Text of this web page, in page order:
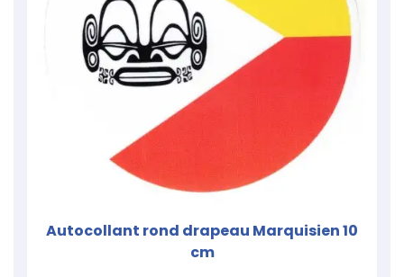
Autocollant rond drapeau Marquisien 10
cm